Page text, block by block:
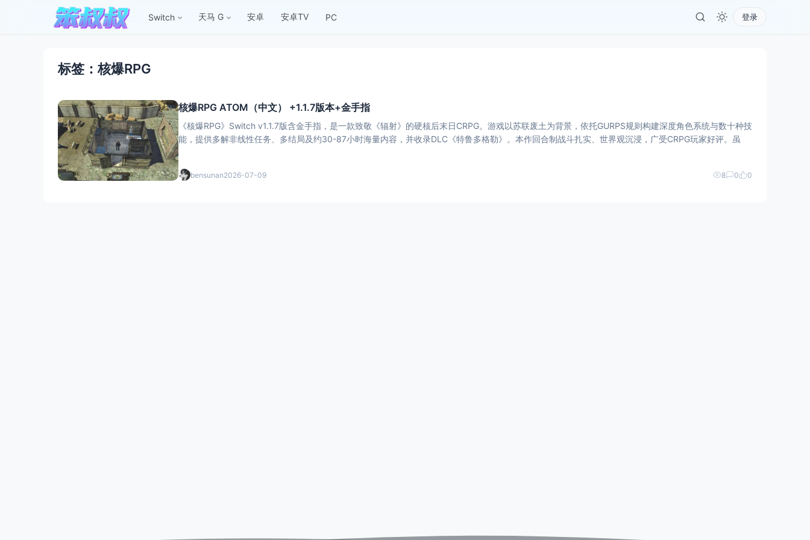
Switch 天马 G 安卓 安卓TV PC 登录
标签：核爆RPG
核爆RPG ATOM（中文） +1.1.7版本+金手指
《核爆RPG》Switch v1.1.7版含金手指，是一款致敬《辐射》的硬核后末日CRPG。游戏以苏联废土为背景，依托GURPS规则构建深度角色系统与数十种技
能，提供多解非线性任务、多结局及约30-87小时海量内容，并收录DLC《特鲁多格勒》。本作回合制战斗扎实、世界观沉浸，广受CRPG玩家好评。虽
bensunan2026-07-09 8 0 0